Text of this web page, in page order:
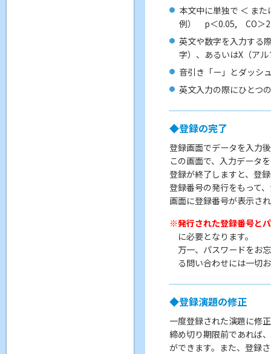
本文中に単独で ＜ ま
例） p＜0.05, CO＞
英文や数字を入力する
字）、あるいはX（ア
音引き「ー」とダッシ
英文入力の際にひとつ
◆登録の完了
登録画面でデータを入力
この画面で、入力データ
登録が終了しますと、登
登録番号の発行をもって
画面に登録番号が表示さ
発行された登録番号と
に必要となります。
万一、パスワードをお
る問い合わせには一切
◆登録演題の修正
一度登録された演題に修
締め切り期限前であれば
ができます。また、登録